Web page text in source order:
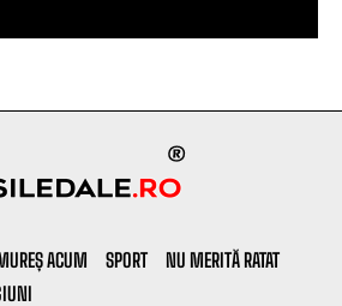
ACUM SPORT
NU MERITĂ RATAT